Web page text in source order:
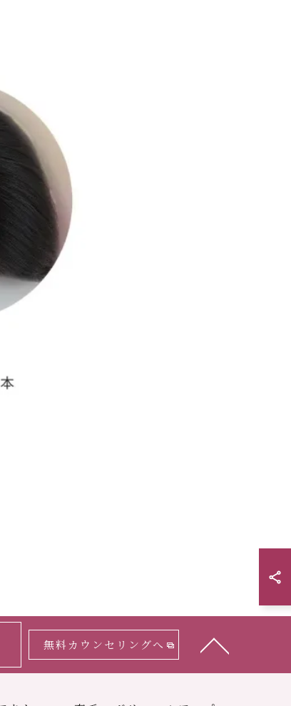
無料カウンセリングへ